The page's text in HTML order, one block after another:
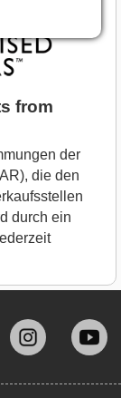
from
der
die den
durch ein